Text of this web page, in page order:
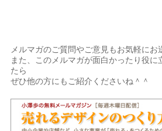
メルマガのご質問やご意見もお気軽にお
また、このメルマガが面白かったり役に
たら
ぜひ他の方にもご紹介くださいね＾＾